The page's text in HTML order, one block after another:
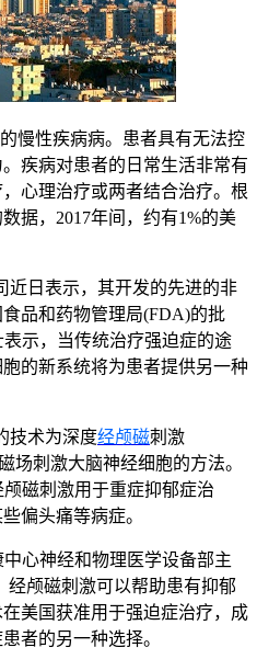
性疾病病。患者具有无法控
疾病对患者的日常生活非常有
心理治疗或两者结合治疗。根
据，2017年间，约有1%的美
日表示，其开发的先进的非
品和药物管理局(FDA)的批
示，当传统治疗强迫症的途
的新系统将为患者提供另一种
术为深度经颅磁刺激
场刺激大脑神经细胞的方法。
磁刺激用于重症抑郁症治
偏头痛等病症。
神经和物理医学设备部主
经颅磁刺激可以帮助患有抑郁
美国获准用于强迫症治疗，成
者的另一种选择。